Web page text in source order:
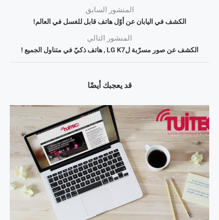
المنشور السابق
الكشف في اليابان عن أوّل هاتف قابل للغسل في العالم!
المنشور التالي
الكشف عن صور مسرّبة لLG K7 , هاتف ذكيّ في متناول الجميع !
قد يعجبك أيضًا